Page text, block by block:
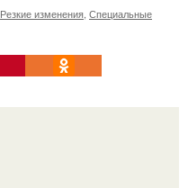
Резкие изменения Специальные